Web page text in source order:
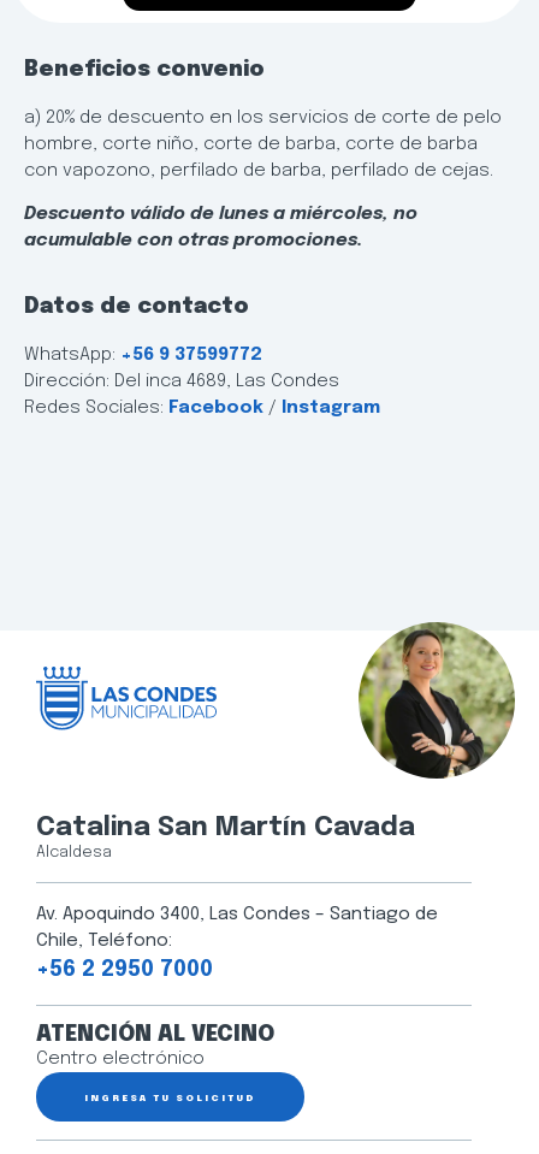
Beneficios convenio
a) 20% de descuento en los servicios de corte de pelo
hombre, corte niño, corte de barba, corte de barba
con vapozono, perfilado de barba, perfilado de cejas.
Descuento válido de lunes a miércoles, no
acumulable con otras promociones.
Datos de contacto
WhatsApp: +56 9 37599772
Dirección: Del inca 4689, Las Condes
Redes Sociales: Facebook / Instagram
Catalina San Martín Cavada
Alcaldesa
Av. Apoquindo 3400, Las Condes – Santiago de
Chile, Teléfono:
+56 2 2950 7000
ATENCIÓN AL VECINO
Centro electrónico
INGRESA TU SOLICITUD